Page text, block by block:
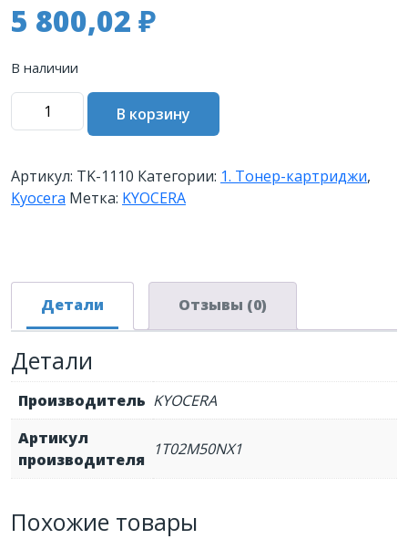
5 800,02 ₽
В наличии
Количество
товара
картридж
TK-
1110
стр.
В корзину
Артикул: TK-1110 Категории: 1. Тонер-картриджи,
Kyocera Метка: KYOCERA
Детали Отзывы (0)
Детали
Производитель KYOCERA
Артикул
производителя
1T02M50NX1
Похожие товары